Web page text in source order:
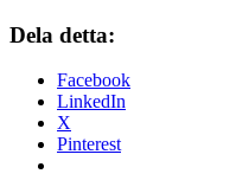
Dela detta:
Facebook
LinkedIn
X
Pinterest